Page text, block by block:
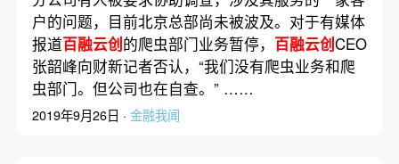
户的问题，目前北京总部尚未被波及。对于有媒体
报道百融云创的爬虫部门业务暂停， 百融云创CEO
张韶峰向财新记者否认，“我们没有爬虫业务和爬
虫部门。但公司也在自查。” ……
2019年9月26日 · 金融我闻